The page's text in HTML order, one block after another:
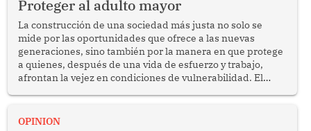
Proteger al adulto mayor
La construcción de una sociedad más justa no solo se
mide por las oportunidades que ofrece a las nuevas
generaciones, sino también por la manera en que protege
a quienes, después de una vida de esfuerzo y trabajo,
afrontan la vejez en condiciones de vulnerabilidad. El
bimestrales el subsidio que reciben los beneficiarios del
OPINION